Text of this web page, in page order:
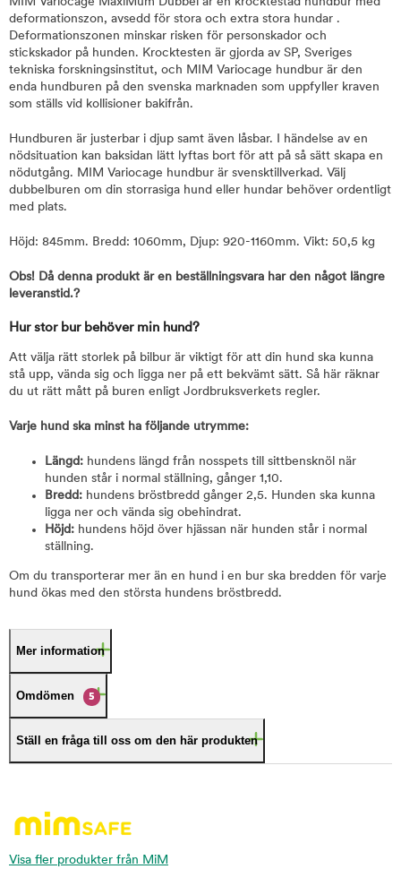
deformationszon, avsedd för stora och extra stora hundar .
Deformationszonen minskar risken för personskador och
stickskador på hunden. Krocktesten är gjorda av SP, Sveriges
tekniska forskningsinstitut, och MIM Variocage hundbur är den
enda hundburen på den svenska marknaden som uppfyller kraven
som ställs vid kollisioner bakifrån.
Hundburen är justerbar i djup samt även låsbar. I händelse av en
nödsituation kan baksidan lätt lyftas bort för att på så sätt skapa en
nödutgång. MIM Variocage hundbur är svensktillverkad. Välj
dubbelburen om din storrasiga hund eller hundar behöver ordentligt
med plats.
Höjd: 845mm. Bredd: 1060mm, Djup: 920-1160mm. Vikt: 50,5 kg
Obs! Då denna produkt är en beställningsvara har den något längre
leveranstid.?
Hur stor bur behöver min hund?
Att välja rätt storlek på bilbur är viktigt för att din hund ska kunna
stå upp, vända sig och ligga ner på ett bekvämt sätt. Så här räknar
du ut rätt mått på buren enligt Jordbruksverkets regler.
Varje hund ska minst ha följande utrymme:
Längd: hundens längd från nosspets till sittbensknöl när
hunden står i normal ställning, gånger 1,10.
Bredd: hundens bröstbredd gånger 2,5. Hunden ska kunna
ligga ner och vända sig obehindrat.
Höjd: hundens höjd över hjässan när hunden står i normal
ställning.
Om du transporterar mer än en hund i en bur ska bredden för varje
hund ökas med den största hundens bröstbredd.
Mer information
Omdömen 5
Ställ en fråga till oss om den här produkten
Visa fler produkter från MiM